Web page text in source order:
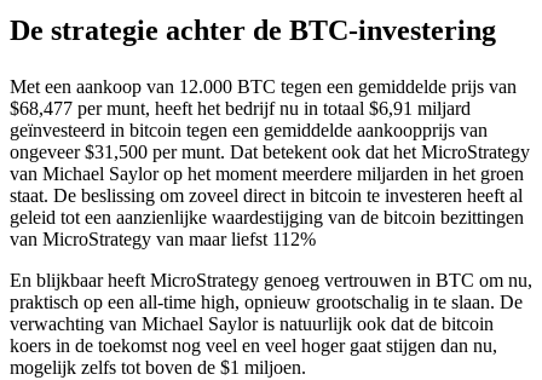
De strategie achter de BTC-investering
Met een aankoop van 12.000 BTC tegen een gemiddelde prijs van
$68,477 per munt, heeft het bedrijf nu in totaal $6,91 miljard
geïnvesteerd in bitcoin tegen een gemiddelde aankoopprijs van
ongeveer $31,500 per munt. Dat betekent ook dat het MicroStrategy
van Michael Saylor op het moment meerdere miljarden in het groen
staat. De beslissing om zoveel direct in bitcoin te investeren heeft al
geleid tot een aanzienlijke waardestijging van de bitcoin bezittingen
van MicroStrategy van maar liefst 112%
En blijkbaar heeft MicroStrategy genoeg vertrouwen in BTC om nu,
praktisch op een all-time high, opnieuw grootschalig in te slaan. De
verwachting van Michael Saylor is natuurlijk ook dat de bitcoin
koers in de toekomst nog veel en veel hoger gaat stijgen dan nu,
mogelijk zelfs tot boven de $1 miljoen.